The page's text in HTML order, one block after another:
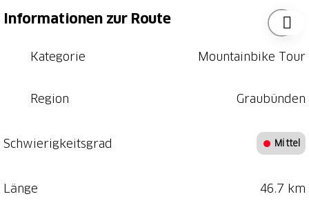
Informationen zur Route
Kategorie Mountainbike Tour
Region Graubünden
Schwierigkeitsgrad Mittel
Länge 46.7 km